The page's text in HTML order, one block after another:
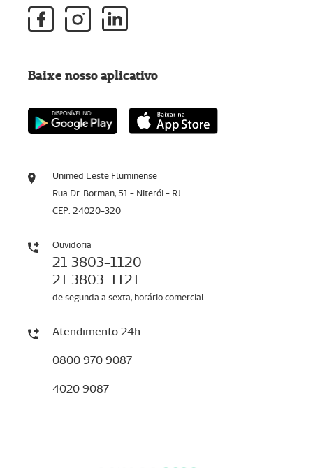
Unimed Leste Fluminense
Rua Dr. Borman, 51 - Niterói - RJ
CEP: 24020-320
Ouvidoria
21 3803-1120
21 3803-1121
de segunda a sexta, horário comercial
Atendimento 24h
0800 970 9087
4020 9087
Baixe nosso aplicativo